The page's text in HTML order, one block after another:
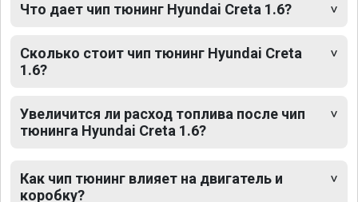
Что дает чип тюнинг Hyundai Creta 1.6?
Сколько стоит чип тюнинг Hyundai Creta
1.6?
Увеличится ли расход топлива после чип
тюнинга Hyundai Creta 1.6?
Как чип тюнинг влияет на двигатель и
коробку?